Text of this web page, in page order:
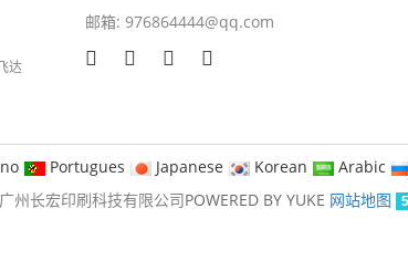
达
邮箱: 976864444@qq.com
Portugues Japanese Korean Arabic
州长宏印刷科技有限公司POWERED BY YUKE 网站地图